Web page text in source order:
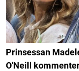
Prinsessan
O'Neill